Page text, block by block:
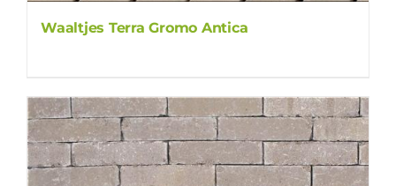
Waaltjes Terra Gromo Antica